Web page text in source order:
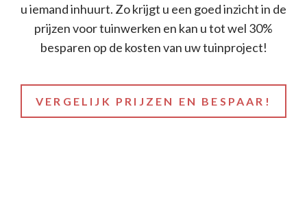
u iemand inhuurt. Zo krijgt u een goed inzicht in de
prijzen voor tuinwerken en kan u tot wel 30%
besparen op de kosten van uw tuinproject!
VERGELIJK PRIJZEN EN BESPAAR!